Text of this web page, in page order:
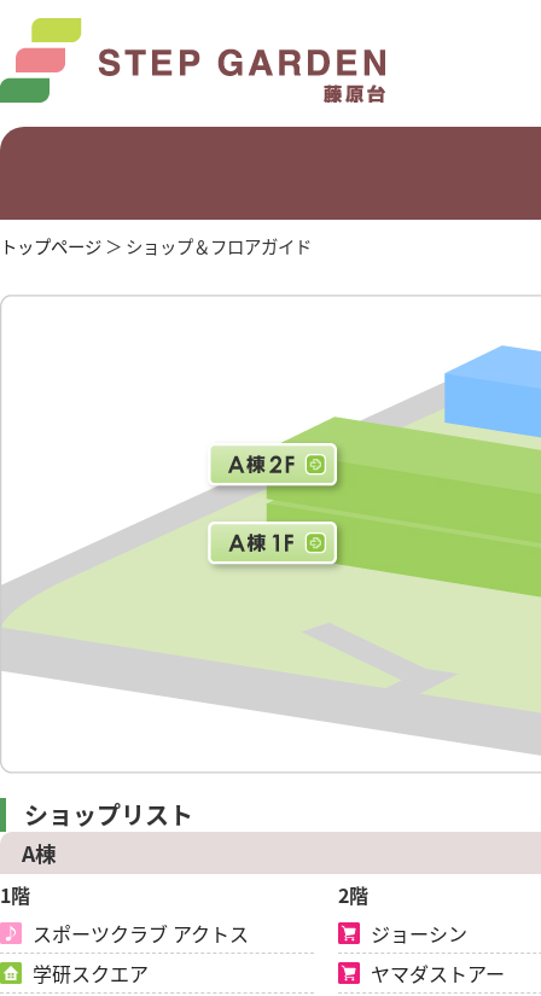
トップページ＞ ショップ＆フロアガイド
ショップリスト
A棟
1階
スポーツクラブ アクトス
学研スクエア
2階
ジョーシン
ヤマダストアー